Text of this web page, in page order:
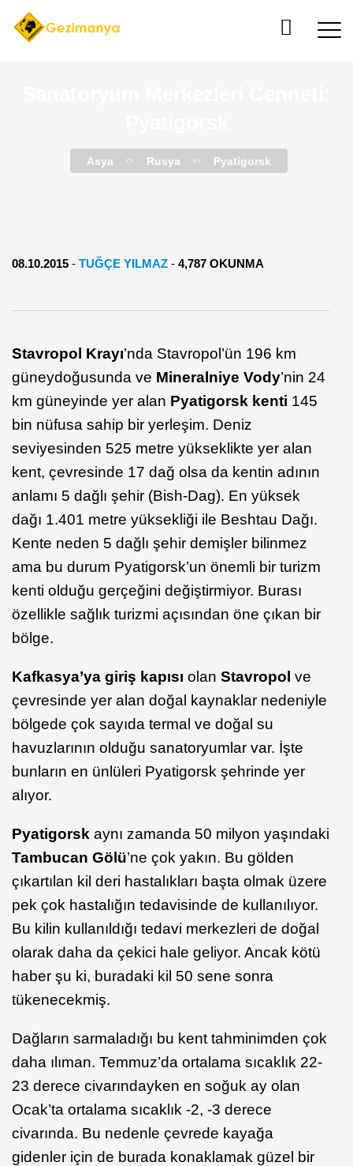
Asya Rusya Pyatigorsk
08.10.2015 - TUĞÇE YILMAZ - 4,787 OKUNMA
Stavropol Krayı’nda Stavropol’ün 196 km
güneydoğusunda ve Mineralniye Vody’nin 24
km güneyinde yer alan Pyatigorsk kenti 145
bin nüfusa sahip bir yerleşim. Deniz
seviyesinden 525 metre yükseklikte yer alan
kent, çevresinde 17 dağ olsa da kentin adının
anlamı 5 dağlı şehir (Bish-Dag). En yüksek
dağı 1.401 metre yüksekliği ile Beshtau Dağı.
Kente neden 5 dağlı şehir demişler bilinmez
ama bu durum Pyatigorsk’un önemli bir turizm
kenti olduğu gerçeğini değiştirmiyor. Burası
özellikle sağlık turizmi açısından öne çıkan bir
bölge.
Kafkasya’ya giriş kapısı olan Stavropol ve
çevresinde yer alan doğal kaynaklar nedeniyle
bölgede çok sayıda termal ve doğal su
havuzlarının olduğu sanatoryumlar var. İşte
bunların en ünlüleri Pyatigorsk şehrinde yer
alıyor.
Pyatigorsk aynı zamanda 50 milyon yaşındaki
Tambucan Gölü’ne çok yakın. Bu gölden
çıkartılan kil deri hastalıkları başta olmak üzere
pek çok hastalığın tedavisinde de kullanılıyor.
Bu kilin kullanıldığı tedavi merkezleri de doğal
olarak daha da çekici hale geliyor. Ancak kötü
haber şu ki, buradaki kil 50 sene sonra
tükenecekmiş.
Dağların sarmaladığı bu kent tahminimden çok
daha ılıman. Temmuz’da ortalama sıcaklık 22-
23 derece civarındayken en soğuk ay olan
Ocak’ta ortalama sıcaklık -2, -3 derece
civarında. Bu nedenle çevrede kayağa
gidenler için de burada konaklamak güzel bir